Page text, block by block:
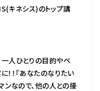
キネシス)のトップ講
一人ひとりの目的やペ
！！『あなたのなりたい
ンなので、他の人との接